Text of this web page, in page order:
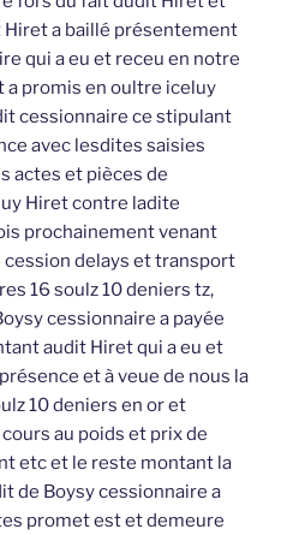
a baillé présentement
qui a eu et receu en notre
a promis en oultre iceluy
cessionnaire ce stipulant
avec lesdites saisies
actes et pièces de
Hiret contre ladite
prochainement venant
delays et transport
16 soulz 10 deniers tz,
cessionnaire a payée
audit Hiret qui a eu et
et à veue de nous la
10 deniers en or et
au poids et prix de
etc et le reste montant la
de Boysy cessionnaire a
promet est et demeure